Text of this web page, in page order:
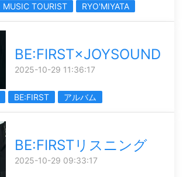
MUSIC TOURIST RYO'MIYATA
BE:FIRST×JOYSOUND
2025-10-29 11:36:17
BE:FIRST アルバム
BE:FIRSTリスニング
2025-10-29 09:33:17